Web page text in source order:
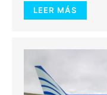
LEER MÁS